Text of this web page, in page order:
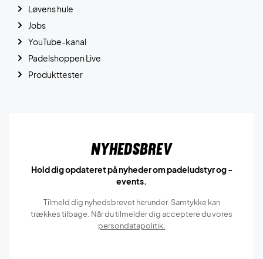
Løvens hule
Jobs
YouTube-kanal
Padelshoppen Live
Produkttester
Nyhedsbrev
Hold dig opdateret på nyheder om padeludstyr og -
events.
Tilmeld dig nyhedsbrevet herunder. Samtykke kan
trækkes tilbage. Når du tilmelder dig acceptere du vores
persondatapolitik.